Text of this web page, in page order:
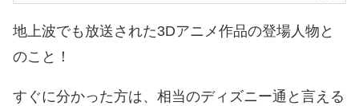
地上波でも放送された3Dアニメ作品の登場人物と
のこと！
すぐに分かった方は、相当のディズニー通と言える